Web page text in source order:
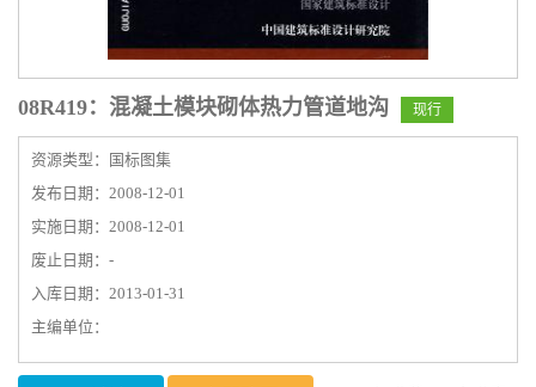
08R419：混凝土模块砌体热力管道地沟 现行
资源类型：国标图集
发布日期：2008-12-01
实施日期：2008-12-01
废止日期：-
入库日期：2013-01-31
主编单位：